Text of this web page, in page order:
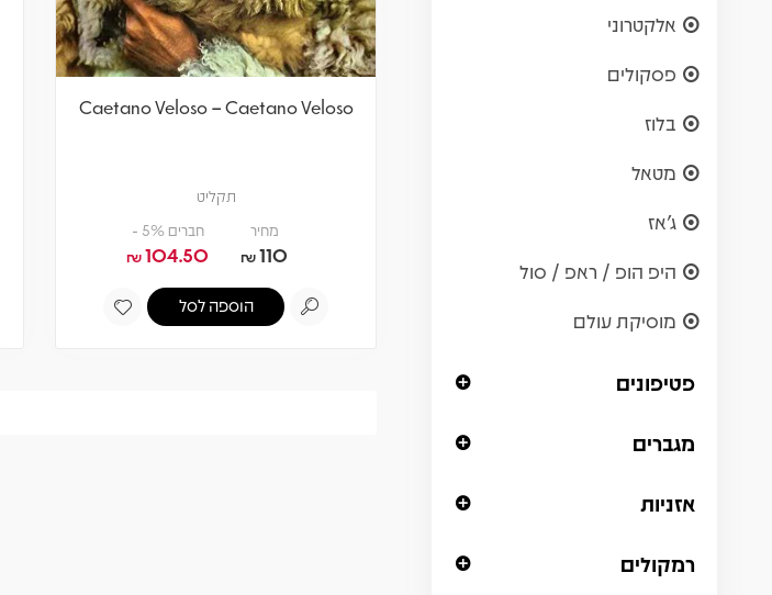
אלקטרוני
פסקולים
בלוז
מטאל
ג'אז
היפ הופ / ראפ / סול
מוסיקת עולם
פטיפונים
מגברים
אזניות
רמקולים
Caetano Veloso – Caetano Veloso
תקליט
מחיר
110
₪
חברים 5% -
104.50
₪
הוספה לסל